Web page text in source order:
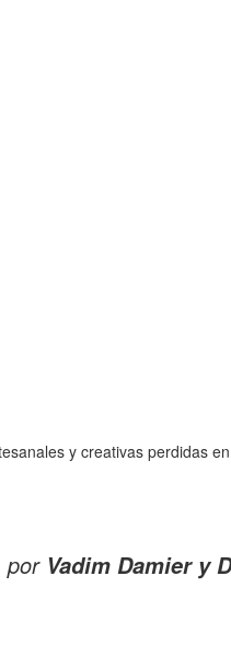
Nos oponemos al sistema de
y creativas perdidas
por Vadim Damier y